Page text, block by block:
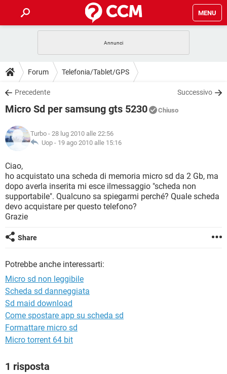
MENU
INTRATTENIMENTO ANDROID
iOS
INSTAGRAM WHATSAPP
TIKTOK
HARDWARE
GUIDE
COVID-19 GAMING
INSTAGRAM
TIKTOK
HARDWARE
DOWNLOAD
COVID-19 GAMING
INTRATTENIMENTO
iOS WINDOWS 10
INSTAGRAM
TIKTOK FACEBOOK
HARDWARE
COVID-19
INTRATTENIMENTO
iOS
INSTAGRAM WHATSAPP
TIKTOK FACEBOOK
HARDWARE
GLOSSARIO
COVID-19
INTRATTENIMENTO ANDROID
iOS WINDOWS 10
INSTAGRAM
TIKTOK
Forum Telefonia/Tablet/GPS
Precedente Successivo
Micro Sd per samsung gts 5230 Chiuso
Turbo - 28 lug 2010 alle 22:56
Uop - 19 ago 2010 alle 15:16
Ciao,
ho acquistato una scheda di memoria micro sd da 2 Gb, ma
dopo averla inserita mi esce ilmessaggio "scheda non
supportabile". Qualcuno sa spiegarmi perché? Quale scheda
devo acquistare per questo telefono?
Grazie
Share
Potrebbe anche interessarti:
Micro sd non leggibile
Scheda sd danneggiata
Sd maid download
Come spostare app su scheda sd
Formattare micro sd
Micro torrent 64 bit
1 risposta